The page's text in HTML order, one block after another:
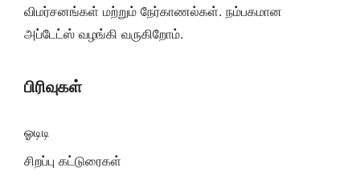
விமர்சனங்கள் மற்றும் நேர்காணல்கள். நம்பகமான
அப்டேட்ஸ் வழங்கி வருகிறோம்.
பிரிவுகள்
ஓடிடி
சிறப்பு கட்டுரைகள்